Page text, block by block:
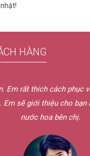
HÀNG
cách phục vụ bên chị, rất
cho bạn bè của em
bên chị.